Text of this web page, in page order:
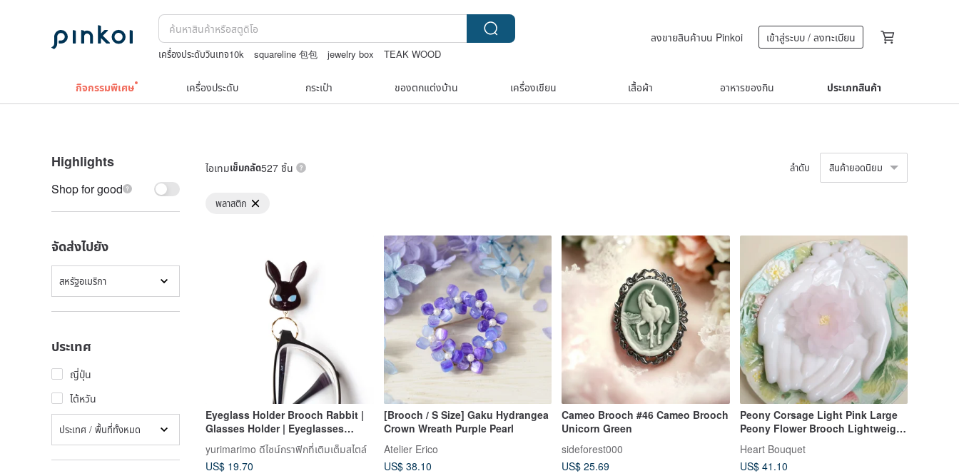
เครื่องประดับวินเทจ10k squareline 包包 jewelry box
TEAK WOOD
ลงขายสินค้าบน Pinkoi เข้าสู่ระบบ / ลงทะเบียน
กิจกรรมพิเศษ เครื่องประดับ กระเป๋า ของตกแต่งบ้าน เครื่องเขียน เสื้อผ้า อาหารของกิน ประเภทสินค้า
Highlights
Shop for good
จัดส่งไปยัง
สหรัฐอเมริกา
ประเทศ
ญี่ปุ่น
ไต้หวัน
ประเทศ / พื้นที่ทั้งหมด
ไอเทมเข็มกลัด527 ชิ้น ลำดับ สินค้ายอดนิยม
พลาสติก
Eyeglass Holder Brooch Rabbit |
Glasses Holder | Eyeglasses
Holder | Rabbit | Glasses |
Sunglasses | Reading Glasses |
Lightweight | Stylish
yurimarimo ดีไซน์กราฟิกที่เติมเต็มสไตล์
US$ 19.70
[Brooch / S Size] Gaku Hydrangea
Crown Wreath Purple Pearl
Atelier Erico
US$ 38.10
Cameo Brooch #46 Cameo Brooch
Unicorn Green
sideforest000
US$ 25.69
Peony Corsage Light Pink Large
Peony Flower Brooch Lightweight
Refreshing Summer Hat Peony
Acrylic Resin
Heart Bouquet
US$ 41.10